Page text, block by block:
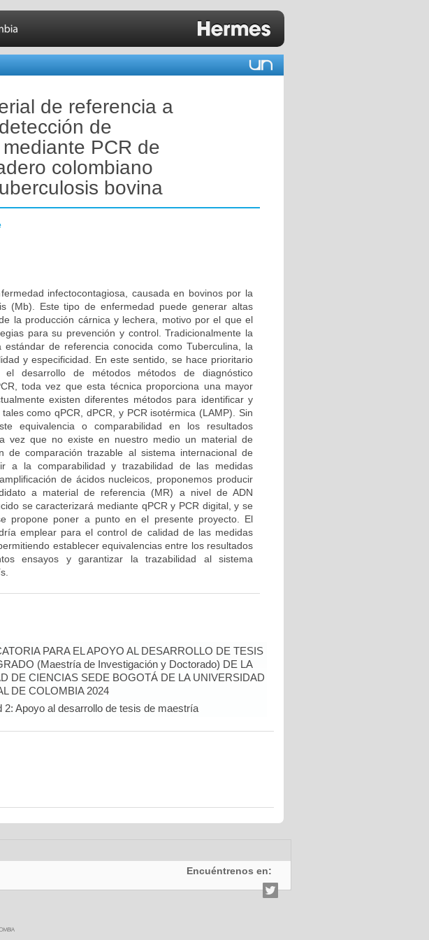
de referencia a
de
PCR de
colombiano
bovina
infectocontagiosa, causada en bovinos por la
(Mb). Este tipo de enfermedad puede generar altas
la producción cárnica y lechera, motivo por el que el
para su prevención y control. Tradicionalmente la
de referencia conocida como Tuberculina, la
y especificidad. En este sentido, se hace prioritario
desarrollo de métodos métodos de diagnóstico
toda vez que esta técnica proporciona una mayor
existen diferentes métodos para identificar y
como qPCR, dPCR, y PCR isotérmica (LAMP). Sin
equivalencia o comparabilidad en los resultados
vez que no existe en nuestro medio un material de
de comparación trazable al sistema internacional de
a la comparabilidad y trazabilidad de las medidas
de ácidos nucleicos, proponemos producir
a material de referencia (MR) a nivel de ADN
se caracterizará mediante qPCR y PCR digital, y se
propone poner a punto en el presente proyecto. El
emplear para el control de calidad de las medidas
establecer equivalencias entre los resultados
ensayos y garantizar la trazabilidad al sistema
PARA EL APOYO AL DESARROLLO DE TESIS
(Maestría de Investigación y Doctorado) DE LA
DE CIENCIAS SEDE BOGOTÁ DE LA UNIVERSIDAD
DE COLOMBIA 2024
2: Apoyo al desarrollo de tesis de maestría
Encuéntrenos en: